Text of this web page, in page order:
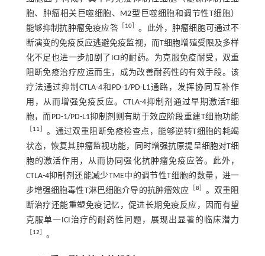
胞、肿瘤相关巨噬细胞、M2型巨噬细胞和调节性T细胞）
能够抑制抗肿瘤免疫应答［ 10］ 。此外，肿瘤细胞可通过不
断演变的免疫反应逃避免疫监视，而T细胞增殖受限及多样
化不足也进一步加剧了ICI的耐药。为克服免疫耐受，双重
阻断免疫治疗应运而生，成为改善耐药性的有效手段。该
疗法通过抑制CTLA-4和PD-1/PD-L1通路，发挥协同互补作
用，从而增强免疫反应。CTLA-4抑制剂通过早期激活T细
胞，而PD-1/PD-L1抑制剂则有助于效应阶段重建T细胞功能
11
。通过双重阻断免疫检查点，能够逆转T细胞的耗竭
状态，恢复其肿瘤监视功能，同时增强抗原提呈细胞对T细
胞的激活作用，从而协同强化抗肿瘤免疫应答。此外，
CTLA-4抑制剂还能减少TME中的调节性T细胞的数量，进一
步增强细胞毒性T淋巴细胞介导的抗肿瘤效应
8
。双重阻
断治疗还能重塑免疫记忆，促进长期免疫反应，因而有望
克服单一ICI治疗的耐药性问题，展现出显著的临床潜力
12 。